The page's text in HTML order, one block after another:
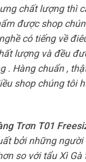
chất lượng thì
được shop
có tiếng về
lượng và đều
. Hàng chuẩn ,
shop chúng tôi
Trơn T01
bởi những người
so với tẩu Xì